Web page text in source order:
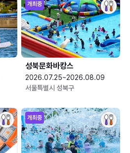
개최중
성북문화바캉스
2026.07.25~2026.08.09
서울특별시 성북구
개최중